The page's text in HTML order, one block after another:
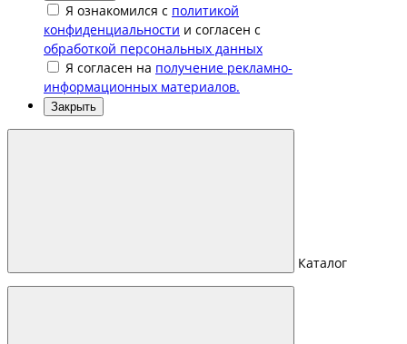
Я ознакомился с политикой
конфиденциальности и согласен с
обработкой персональных данных
Я согласен на получение рекламно-
информационных материалов.
Закрыть
Каталог